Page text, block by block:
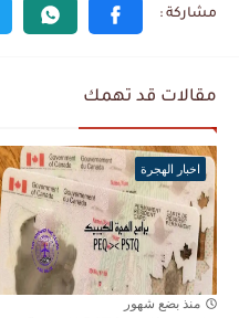
مقالات قد تهمك
اخبار الهجرة
منذ بضع شهور